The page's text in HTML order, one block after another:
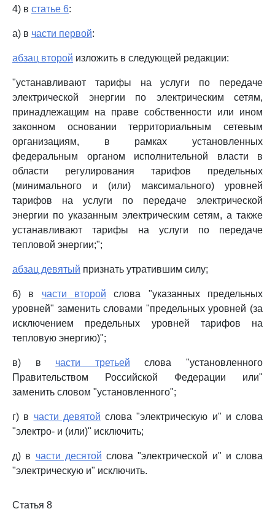
4) в статье 6:
а) в части первой:
абзац второй изложить в следующей редакции:
"устанавливают тарифы на услуги по передаче
электрической энергии по электрическим сетям,
принадлежащим на праве собственности или ином
законном основании территориальным сетевым
организациям, в рамках установленных
федеральным органом исполнительной власти в
области регулирования тарифов предельных
(минимального и (или) максимального) уровней
тарифов на услуги по передаче электрической
энергии по указанным электрическим сетям, а также
устанавливают тарифы на услуги по передаче
тепловой энергии;";
абзац девятый признать утратившим силу;
б) в части второй слова "указанных предельных
уровней" заменить словами "предельных уровней (за
исключением предельных уровней тарифов на
тепловую энергию)";
в) в части третьей слова "установленного
Правительством Российской Федерации или"
заменить словом "установленного";
г) в части девятой слова "электрическую и" и слова
"электро- и (или)" исключить;
д) в части десятой слова "электрической и" и слова
"электрическую и" исключить.
Статья 8